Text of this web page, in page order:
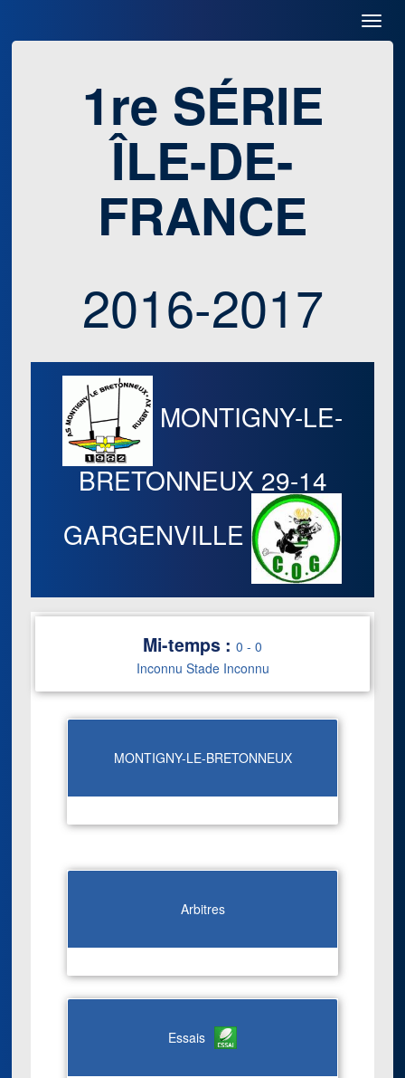
1re SÉRIE
ÎLE-DE-
FRANCE
2016-2017
MONTIGNY-LE-
BRETONNEUX 29-14
GARGENVILLE
Mi-temps : 0 - 0
Inconnu Stade Inconnu
MONTIGNY-LE-BRETONNEUX
Arbitres
Essais